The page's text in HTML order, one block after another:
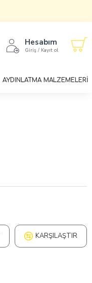
Hesabım
Giriş / Kayıt ol
AYDINLATMA MALZEMELERİ
KARŞILAŞTIR